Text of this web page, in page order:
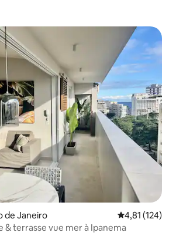
de Janeiro Évaluation
4,81 (124)
& terrasse vue mer à Ipanema